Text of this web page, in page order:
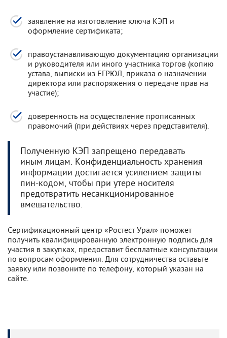
заявление на изготовление ключа КЭП и
оформление сертификата;
правоустанавливающую документацию организации
и руководителя или иного участника торгов (копию
устава, выписки из ЕГРЮЛ, приказа о назначении
директора или распоряжения о передаче прав на
участие);
доверенность на осуществление прописанных
правомочий (при действиях через представителя).
Полученную КЭП запрещено передавать
иным лицам. Конфиденциальность хранения
информации достигается усилением защиты
пин-кодом, чтобы при утере носителя
предотвратить несанкционированное
вмешательство.
Сертификационный центр «Ростест Урал» поможет
получить квалифицированную электронную подпись для
участия в закупках, предоставит бесплатные консультации
по вопросам оформления. Для сотрудничества оставьте
заявку или позвоните по телефону, который указан на
сайте.